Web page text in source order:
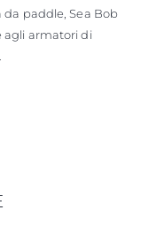
paddle, Sea Bob
agli armatori di